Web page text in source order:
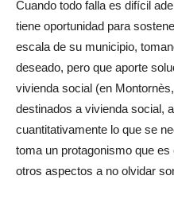
Cuando todo falla es difícil
tiene oportunidad para
escala de su municipio,
deseado, pero que aporte
vivienda social (en
destinados a vivienda social,
cuantitativamente lo que se
toma un protagonismo que
otros aspectos a no olvidar